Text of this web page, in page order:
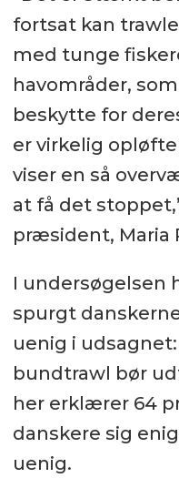
fortsat kan
med tunge
havområder,
beskytte for
er virkelig
viser en så
at få det
præsident, Maria
I undersøgelsen
spurgt
uenig i
bundtrawl bør
her erklærer 64
danskere sig
uenig.